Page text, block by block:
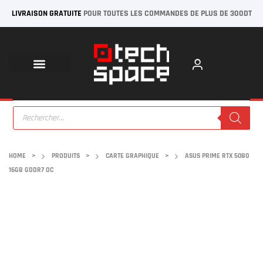
LIVRAISON GRATUITE POUR TOUTES LES COMMANDES DE PLUS DE 300DT
HOME > PRODUITS > CARTE GRAPHIQUE >
ASUS PRIME RTX 5080
16GB GDDR7 OC